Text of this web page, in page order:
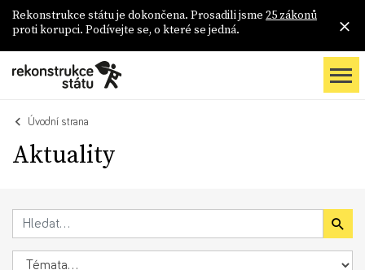
Rekonstrukce státu je dokončena. Prosadili jsme 25 zákonů
proti korupci. Podívejte se, o které se jedná.
Úvodní strana
Aktuality